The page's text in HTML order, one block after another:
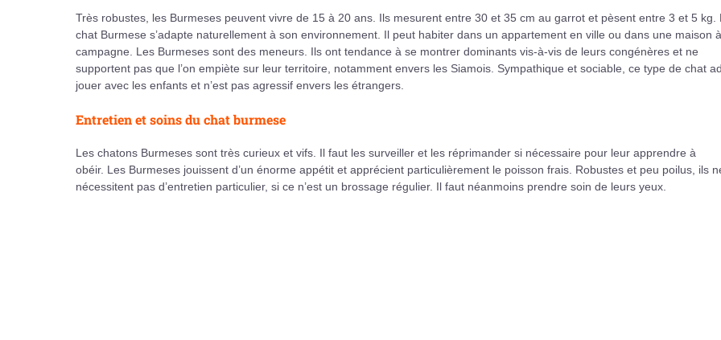
Très robustes, les Burmeses peuvent vivre de 15 à 20 ans. Ils mesurent entre 30 et 35 cm au garrot et pèsent entre 3 et 5 kg.
chat Burmese s’adapte naturellement à son environnement. Il peut habiter dans un appartement en ville ou dans une maison
campagne. Les Burmeses sont des meneurs. Ils ont tendance à se montrer dominants vis-à-vis de leurs congénères et ne
supportent pas que l’on empiète sur leur territoire, notamment envers les Siamois. Sympathique et sociable, ce type de chat
jouer avec les enfants et n’est pas agressif envers les étrangers.
Entretien et soins du chat burmese
Les chatons Burmeses sont très curieux et vifs. Il faut les surveiller et les réprimander si nécessaire pour leur apprendre à
obéir. Les Burmeses jouissent d’un énorme appétit et apprécient particulièrement le poisson frais. Robustes et peu poilus, ils
nécessitent pas d’entretien particulier, si ce n’est un brossage régulier. Il faut néanmoins prendre soin de leurs yeux.